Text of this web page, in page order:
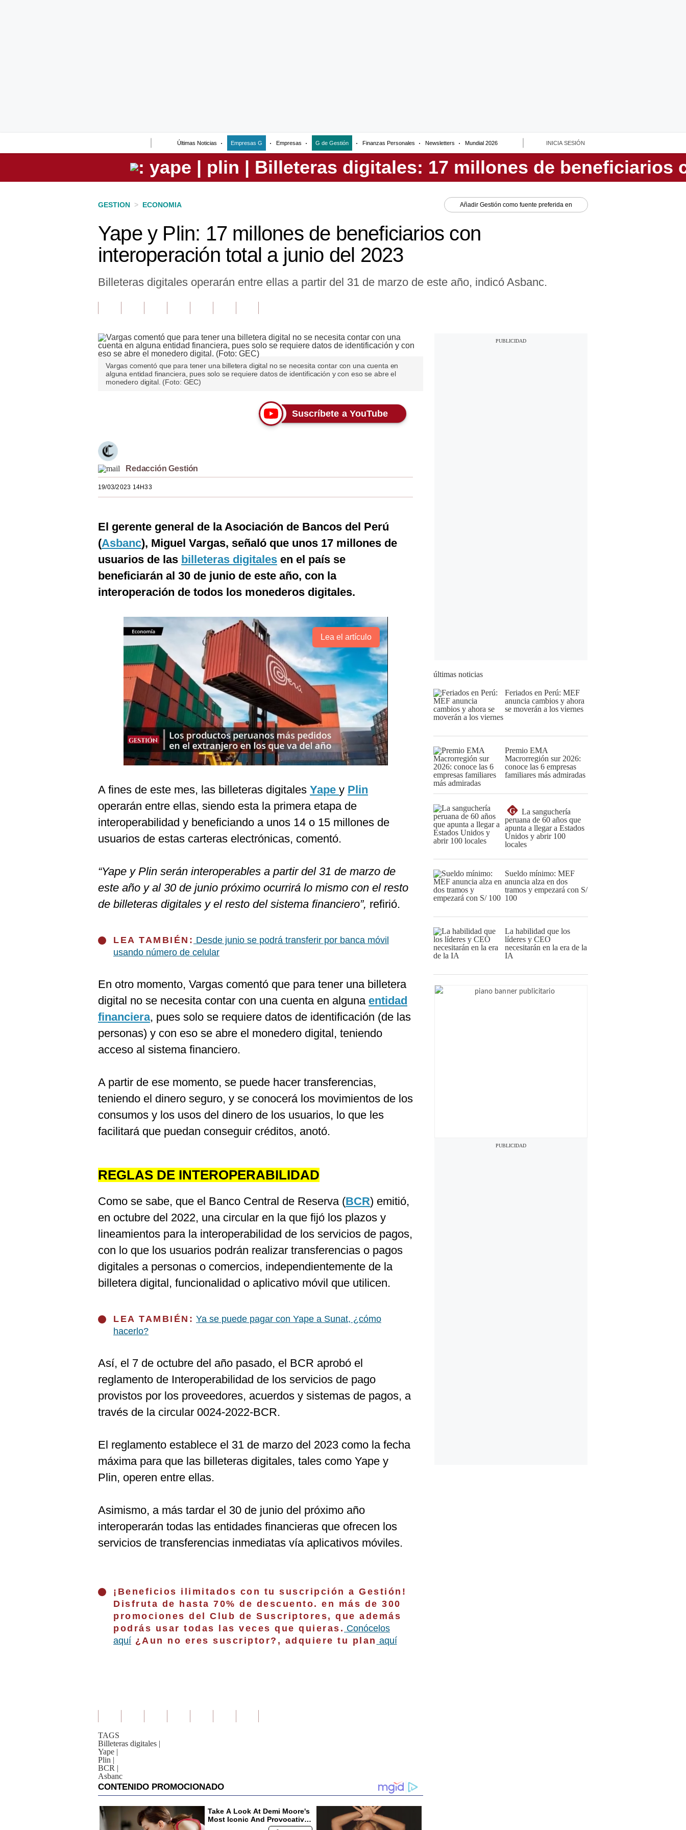
Últimas Noticias Empresas G Empresas G de Gestión Finanzas Personales Newsletters Mundial 2026 INICIA SESIÓN
Perú
GESTION > ECONOMIA Añadir Gestión como fuente preferida en
Yape y Plin: 17 millones de beneficiarios con
interoperación total a junio del 2023
Billeteras digitales operarán entre ellas a partir del 31 de marzo de este año, indicó Asbanc.
Vargas comentó que para tener una billetera digital no se necesita contar con una cuenta en
alguna entidad financiera, pues solo se requiere datos de identificación y con eso se abre el
monedero digital. (Foto: GEC)
Suscríbete a YouTube
Redacción Gestión
19/03/2023 14H33
El gerente general de la Asociación de Bancos del Perú
(Asbanc), Miguel Vargas, señaló que unos 17 millones de
usuarios de las billeteras digitales en el país se
beneficiarán al 30 de junio de este año, con la
interoperación de todos los monederos digitales.
Lea el artículo
A fines de este mes, las billeteras digitales Yape y Plin
operarán entre ellas, siendo esta la primera etapa de
interoperabilidad y beneficiando a unos 14 o 15 millones de
usuarios de estas carteras electrónicas, comentó.
“Yape y Plin serán interoperables a partir del 31 de marzo de
este año y al 30 de junio próximo ocurrirá lo mismo con el resto
de billeteras digitales y el resto del sistema financiero”, refirió.
LEA TAMBIÉN: Desde junio se podrá transferir por banca móvil
usando número de celular
En otro momento, Vargas comentó que para tener una billetera
digital no se necesita contar con una cuenta en alguna entidad
financiera, pues solo se requiere datos de identificación (de las
personas) y con eso se abre el monedero digital, teniendo
acceso al sistema financiero.
A partir de ese momento, se puede hacer transferencias,
teniendo el dinero seguro, y se conocerá los movimientos de los
consumos y los usos del dinero de los usuarios, lo que les
facilitará que puedan conseguir créditos, anotó.
REGLAS DE INTEROPERABILIDAD
Como se sabe, que el Banco Central de Reserva (BCR) emitió,
en octubre del 2022, una circular en la que fijó los plazos y
lineamientos para la interoperabilidad de los servicios de pagos,
con lo que los usuarios podrán realizar transferencias o pagos
digitales a personas o comercios, independientemente de la
billetera digital, funcionalidad o aplicativo móvil que utilicen.
LEA TAMBIÉN: Ya se puede pagar con Yape a Sunat, ¿cómo
hacerlo?
Así, el 7 de octubre del año pasado, el BCR aprobó el
reglamento de Interoperabilidad de los servicios de pago
provistos por los proveedores, acuerdos y sistemas de pagos, a
través de la circular 0024-2022-BCR.
El reglamento establece el 31 de marzo del 2023 como la fecha
máxima para que las billeteras digitales, tales como Yape y
Plin, operen entre ellas.
Asimismo, a más tardar el 30 de junio del próximo año
interoperarán todas las entidades financieras que ofrecen los
servicios de transferencias inmediatas vía aplicativos móviles.
¡Beneficios ilimitados con tu suscripción a Gestión!
Disfruta de hasta 70% de descuento. en más de 300
promociones del Club de Suscriptores, que además
podrás usar todas las veces que quieras. Conócelos
aquí ¿Aun no eres suscriptor?, adquiere tu plan aquí
TAGS
Billeteras digitales |
Yape |
Plin |
BCR |
Asbanc
últimas noticias
Feriados en Perú: MEF
anuncia cambios y ahora
se moverán a los viernes
Premio EMA
Macrorregión sur 2026:
conoce las 6 empresas
familiares más admiradas
G
La sanguchería
peruana de 60 años que
apunta a llegar a Estados
Unidos y abrir 100
locales
Sueldo mínimo: MEF
anuncia alza en dos
tramos y empezará con S/
100
La habilidad que los
líderes y CEO
necesitarán en la era de la
IA